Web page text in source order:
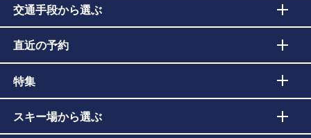
交通手段から選ぶ
直近の予約
特集
スキー場から選ぶ